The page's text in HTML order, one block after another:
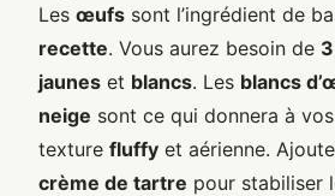
Les œufs sont l’ingrédient de
recette. Vous aurez besoin de
jaunes et blancs. Les blancs
neige sont ce qui donnera à
texture fluffy et aérienne.
crème de tartre pour stabiliser